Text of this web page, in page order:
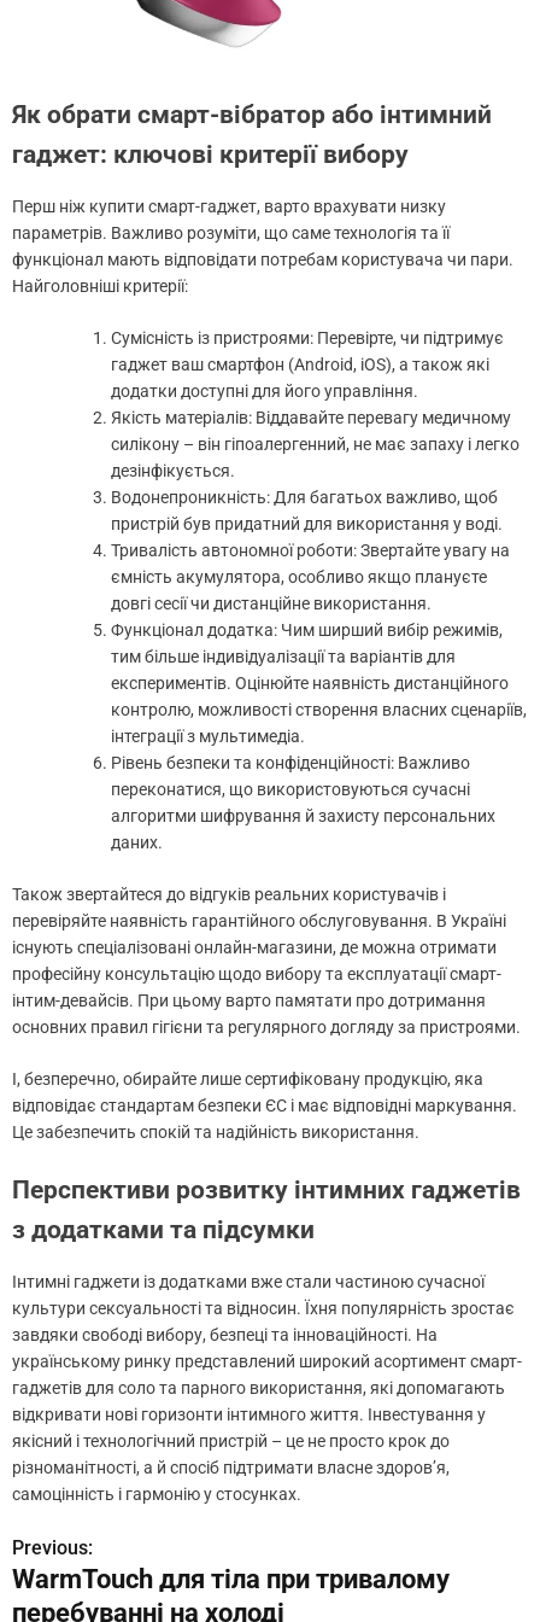
Як обрати смарт-вібратор або інтимний
гаджет: ключові критерії вибору
Перш ніж купити смарт-гаджет, варто врахувати низку
параметрів. Важливо розуміти, що саме технологія та її
функціонал мають відповідати потребам користувача чи пари.
Найголовніші критерії:
Сумісність із пристроями: Перевірте, чи підтримує
гаджет ваш смартфон (Android, iOS), а також які
додатки доступні для його управління.
Якість матеріалів: Віддавайте перевагу медичному
силікону – він гіпоалергенний, не має запаху і легко
дезінфікується.
Водонепроникність: Для багатьох важливо, щоб
пристрій був придатний для використання у воді.
Тривалість автономної роботи: Звертайте увагу на
ємність акумулятора, особливо якщо плануєте
довгі сесії чи дистанційне використання.
Функціонал додатка: Чим ширший вибір режимів,
тим більше індивідуалізації та варіантів для
експериментів. Оцінюйте наявність дистанційного
контролю, можливості створення власних сценаріїв,
інтеграції з мультимедіа.
Рівень безпеки та конфіденційності: Важливо
переконатися, що використовуються сучасні
алгоритми шифрування й захисту персональних
даних.
Також звертайтеся до відгуків реальних користувачів і
перевіряйте наявність гарантійного обслуговування. В Україні
існують спеціалізовані онлайн-магазини, де можна отримати
професійну консультацію щодо вибору та експлуатації смарт-
інтим-девайсів. При цьому варто памятати про дотримання
основних правил гігієни та регулярного догляду за пристроями.
І, безперечно, обирайте лише сертифіковану продукцію, яка
відповідає стандартам безпеки ЄС і має відповідні маркування.
Це забезпечить спокій та надійність використання.
Перспективи розвитку інтимних гаджетів
з додатками та підсумки
Інтимні гаджети із додатками вже стали частиною сучасної
культури сексуальності та відносин. Їхня популярність зростає
завдяки свободі вибору, безпеці та інноваційності. На
українському ринку представлений широкий асортимент смарт-
гаджетів для соло та парного використання, які допомагають
відкривати нові горизонти інтимного життя. Інвестування у
якісний і технологічний пристрій – це не просто крок до
різноманітності, а й спосіб підтримати власне здоров’я,
самоцінність і гармонію у стосунках.
Н
а
Previous:
WarmTouch для тіла при тривалому
перебуванні на холоді